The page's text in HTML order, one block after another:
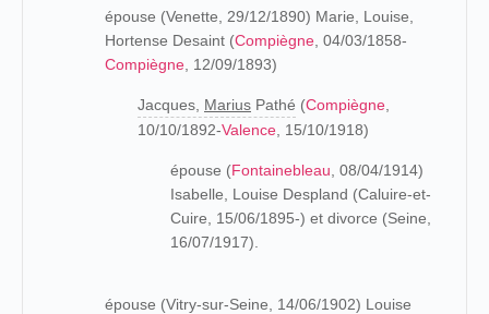
épouse (Venette, 29/12/1890) Marie, Louise,
Hortense Desaint (Compiègne , 04/03/1858-
Compiègne , 12/09/1893)
Jacques, Marius Pathé (Compiègne
10/10/1892-Valence , 15/10/1918)
épouse (Fontainebleau , 08/04/1914)
Isabelle, Louise Despland (Caluire-et-
Cuire, 15/06/1895-) et divorce (Seine,
16/07/1917).
épouse (Vitry-sur-Seine, 14/06/1902) Louise